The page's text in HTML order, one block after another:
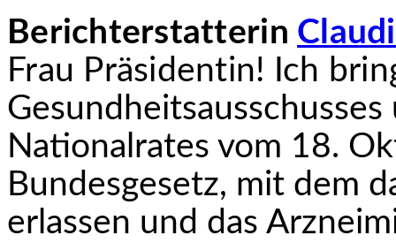
Berichterstatterin
Frau Präsidentin! Ich
Nationalrates vom 18.
Bundesgesetz, mit dem
erlassen und das